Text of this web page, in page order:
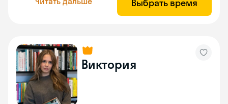
Выбрать время
Виктория